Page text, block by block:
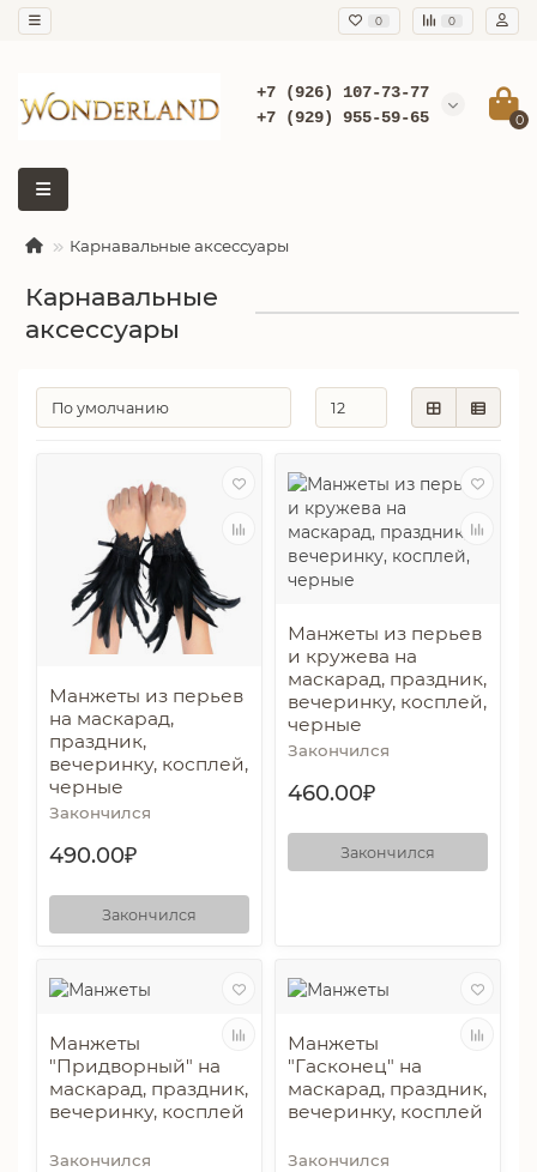
0 0
+7 (926) 107-73-77
+7 (929) 955-59-65
0
Карнавальные аксессуары
Карнавальные
аксессуары
Манжеты из перьев
на маскарад,
праздник,
вечеринку, косплей,
черные
Закончился
490.00₽
Закончился
Манжеты из перьев
и кружева на
маскарад, праздник,
вечеринку, косплей,
черные
Закончился
460.00₽
Закончился
Манжеты
"Придворный" на
маскарад, праздник,
вечеринку, косплей
Закончился
Манжеты
"Гасконец" на
маскарад, праздник,
вечеринку, косплей
Закончился